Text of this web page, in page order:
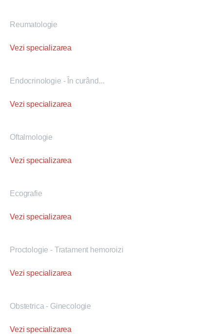
Reumatologie
Vezi specializarea
Endocrinologie - În curând...
Vezi specializarea
Oftalmologie
Vezi specializarea
Ecografie
Vezi specializarea
Proctologie - Tratament hemoroizi
Vezi specializarea
Obstetrica - Ginecologie
Vezi specializarea